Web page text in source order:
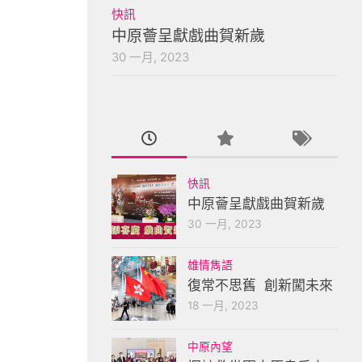
快訊
中原薈呈獻戲曲賀新歲
30 一月, 2023
快訊
中原薈呈獻戲曲賀新歲
30 一月, 2023
雄情雋語
復常不思舊 創新闖未來
18 一月, 2023
中原內望